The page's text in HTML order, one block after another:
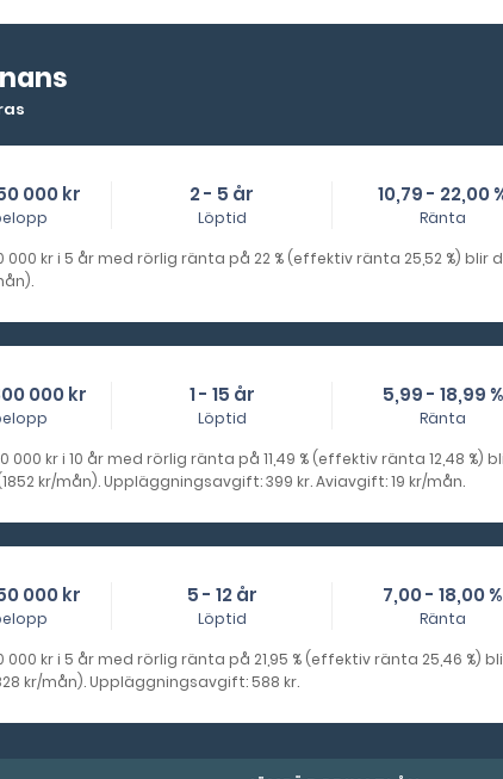
000 kr 2 - 5 år
Löptid
10,79 - 22,00
Ränta
000 kr i 5 år med rörlig ränta på 22 % (effektiv ränta 25,52 %)
000 kr 1 - 15 år
Löptid
5,99 - 18,99 %
Ränta
000 kr i 10 år med rörlig ränta på 11,49 % (effektiv ränta 12,48
kr/mån). Uppläggningsavgift: 399 kr. Aviavgift: 19 kr/mån.
000 kr 5 - 12 år
Löptid
7,00 - 18,00 %
Ränta
kr i 5 år med rörlig ränta på 21,95 % (effektiv ränta 25,46
kr/mån). Uppläggningsavgift: 588 kr.